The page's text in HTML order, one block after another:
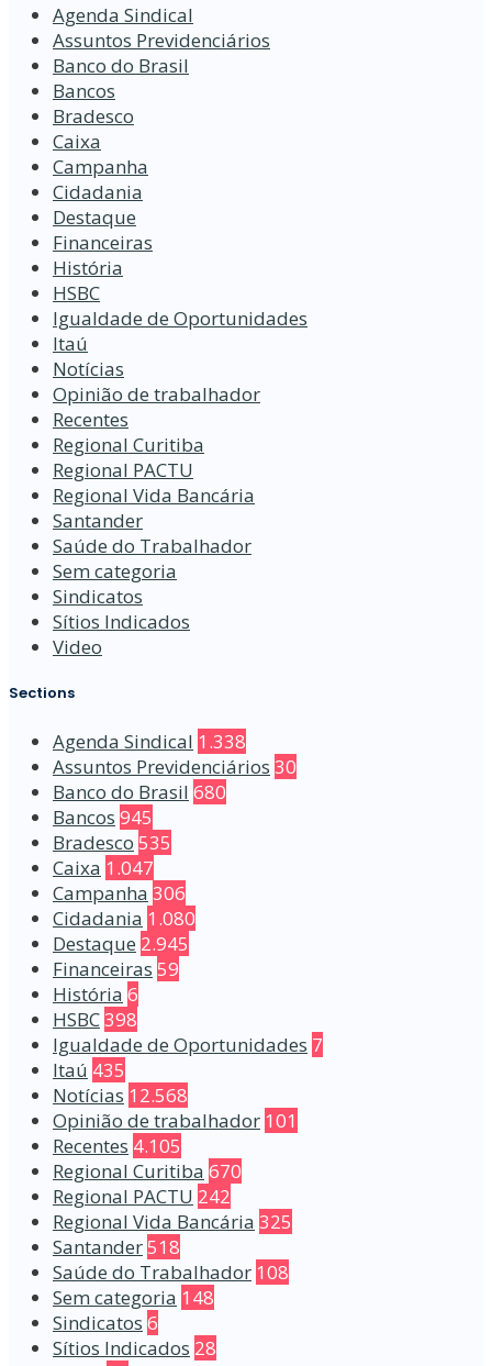
Agenda Sindical
Assuntos Previdenciários
Banco do Brasil
Bancos
Bradesco
Caixa
Campanha
Cidadania
Destaque
Financeiras
História
HSBC
Igualdade de Oportunidades
Itaú
Notícias
Opinião de trabalhador
Recentes
Regional Curitiba
Regional PACTU
Regional Vida Bancária
Santander
Saúde do Trabalhador
Sem categoria
Sindicatos
Sítios Indicados
Video
Sections
Agenda Sindical 1.338
Assuntos Previdenciários 30
Banco do Brasil 680
Bancos 945
Bradesco 535
Caixa 1.047
Campanha 306
Cidadania 1.080
Destaque 2.945
Financeiras 59
História 6
HSBC398
Igualdade de Oportunidades 7
Itaú 435
Notícias 12.568
Opinião de trabalhador 101
Recentes 4.105
Regional Curitiba 670
Regional PACTU 242
Regional Vida Bancária 325
Santander518
Saúde do Trabalhador 108
Sem categoria 148
Sindicatos 6
Sítios Indicados 28